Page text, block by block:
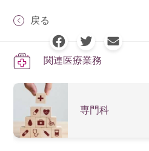
戻る
関連医療業務
専門科